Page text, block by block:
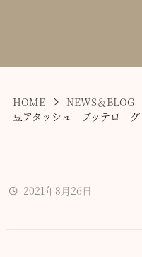
HOME
NEWS＆BLOG
豆アタッシュ ブッテロ グ
2021年8月26日